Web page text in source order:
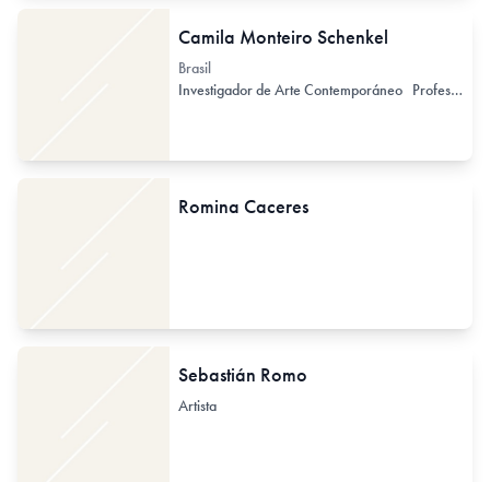
Camila Monteiro Schenkel
Brasil
Investigador de Arte Contemporáneo Profesor de Arte Universidad
Romina Caceres
Sebastián Romo
Artista